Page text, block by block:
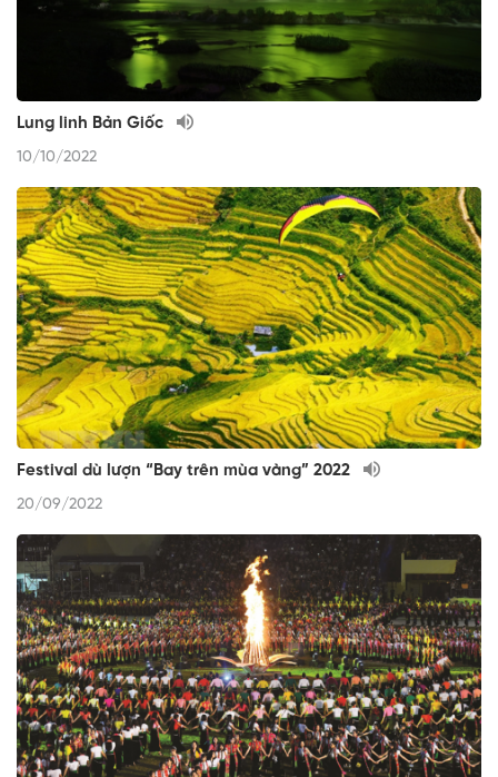
Lung linh Bản Giốc
10/10/2022
Festival dù lượn “Bay trên mùa vàng” 2022
20/09/2022